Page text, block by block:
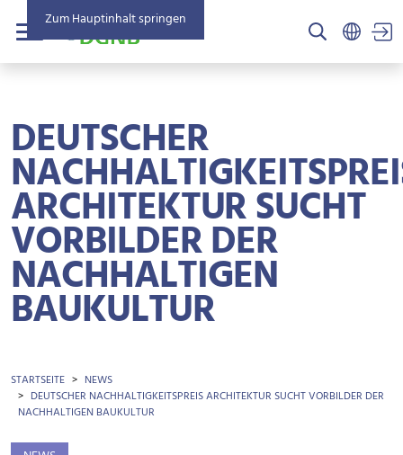
Zum Hauptinhalt springen
Menü
DEUTSCHER
ARCHITEKTUR SUCHT
VORBILDER DER
NACHHALTIGEN
BAUKULTUR
BROTKRÜMEL
STARTSEITE
NEWS
DEUTSCHER NACHHALTIGKEITSPREIS ARCHITEKTUR SUCHT VORBILDER DER
NACHHALTIGEN BAUKULTUR